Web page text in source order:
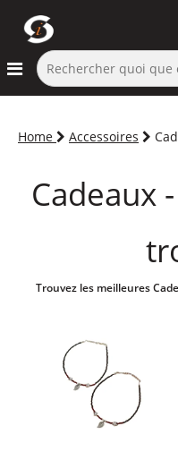
Home Accessoires
Cadeaux
Trouvez les meilleures